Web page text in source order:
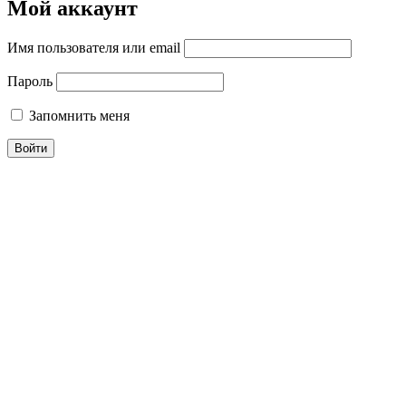
Мой аккаунт
Имя пользователя или email
Пароль
Запомнить меня